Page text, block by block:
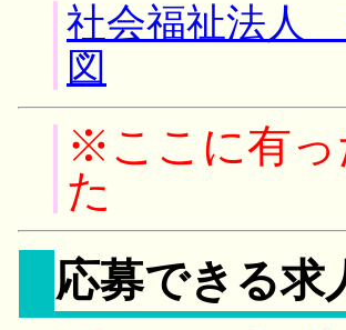
社会福祉法人
図
※ここに有っ
た
応募できる求